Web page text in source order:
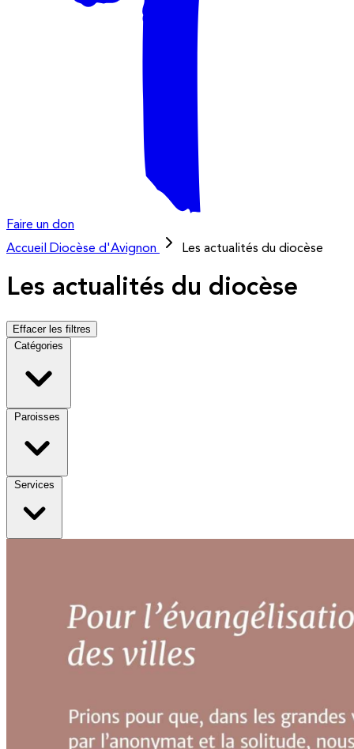
Faire un don
Accueil
Diocèse d'Avignon Les actualités du diocèse
Les actualités du diocèse
Effacer les filtres
Catégories
Paroisses
Services